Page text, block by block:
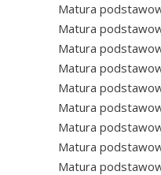
Matura
Matura
Matura
Matura
Matura
Matura
Matura
Matura
Matura